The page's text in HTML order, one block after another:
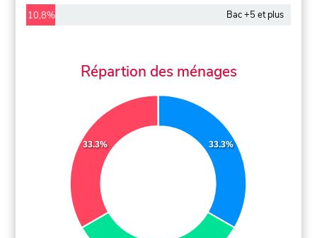
10,8% Bac +5 et plus
Répartion des ménages
33.3%
33.3%